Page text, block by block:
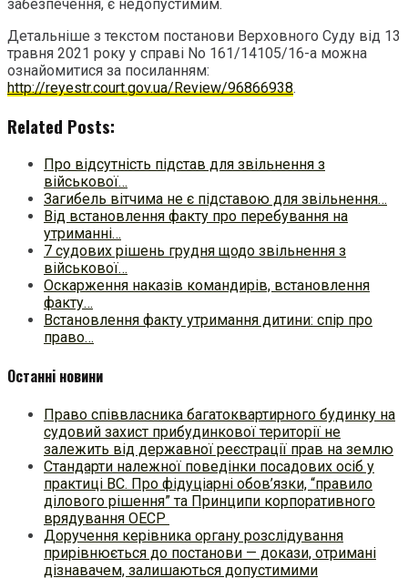
забезпечення, є недопустимим.
Детальніше з текстом постанови Верховного Суду від 13
травня 2021 року у справі No 161/14105/16-а можна
ознайомитися за посиланням:
http://reyestr.court.gov.ua/Review/96866938.
Related Posts:
Про відсутність підстав для звільнення з
військової…
Загибель вітчима не є підставою для звільнення…
Від встановлення факту про перебування на
утриманні…
7 судових рішень грудня щодо звільнення з
військової…
Оскарження наказів командирів, встановлення
факту…
Встановлення факту утримання дитини: спір про
право…
Останні новини
Право співвласника багатоквартирного будинку на
судовий захист прибудинкової території не
залежить від державної реєстрації прав на землю
Стандарти належної поведінки посадових осіб у
практиці ВC. Про фідуціарні обов’язки, “правило
ділового рішення” та Принципи корпоративного
врядування ОЕСР
Доручення керівника органу розслідування
прирівнюється до постанови — докази, отримані
дізнавачем, залишаються допустимими